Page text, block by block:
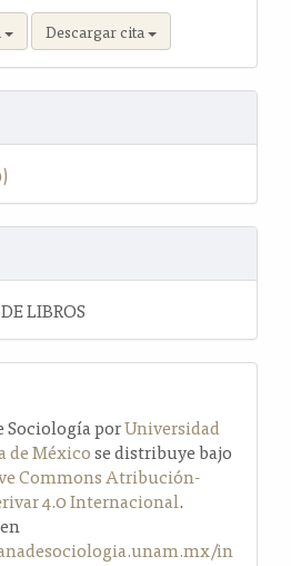
Descargar cita
LIBROS
Sociología porUniversidad
de Méxicose distribuye bajo
Commons Atribución-
4.0 Internacional.
in